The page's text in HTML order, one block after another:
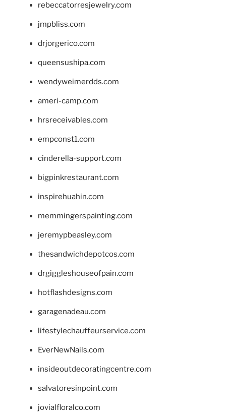
rebeccatorresjewelry.com
jmpbliss.com
drjorgerico.com
queensushipa.com
wendyweimerdds.com
ameri-camp.com
hrsreceivables.com
empconst1.com
cinderella-support.com
bigpinkrestaurant.com
inspirehuahin.com
memmingerspainting.com
jeremypbeasley.com
thesandwichdepotcos.com
drgiggleshouseofpain.com
hotflashdesigns.com
garagenadeau.com
lifestylechauffeurservice.com
EverNewNails.com
insideoutdecoratingcentre.com
salvatoresinpoint.com
jovialfloralco.com